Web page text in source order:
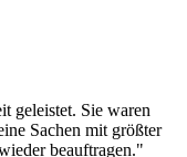
geleistet. Sie waren
Sachen mit größter
beauftragen."